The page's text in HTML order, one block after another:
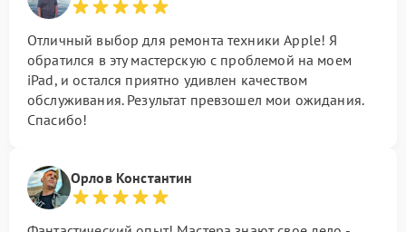
Отличный выбор для ремонта техники Apple! Я
обратился в эту мастерскую с проблемой на моем
iPad, и остался приятно удивлен качеством
обслуживания. Результат превзошел мои ожидания.
Спасибо!
Орлов Константин